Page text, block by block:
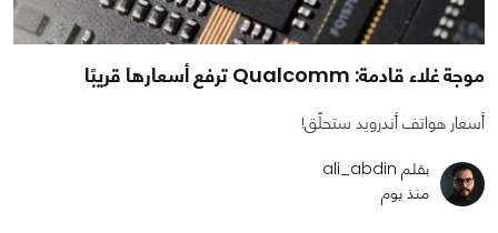
موجة غلاء قادمة: Qualcomm ترفع أسعارها قريبًا
أسعار هواتف أندرويد ستحلّق!
بقلم ali_abdin
منذ يوم